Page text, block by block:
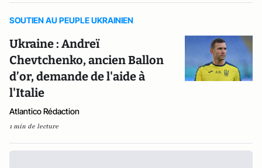
SOUTIEN AU PEUPLE UKRAINIEN
Ukraine : Andreï
Chevtchenko, ancien Ballon
d’or, demande de l'aide à
l'Italie
Atlantico Rédaction
1 min de lecture